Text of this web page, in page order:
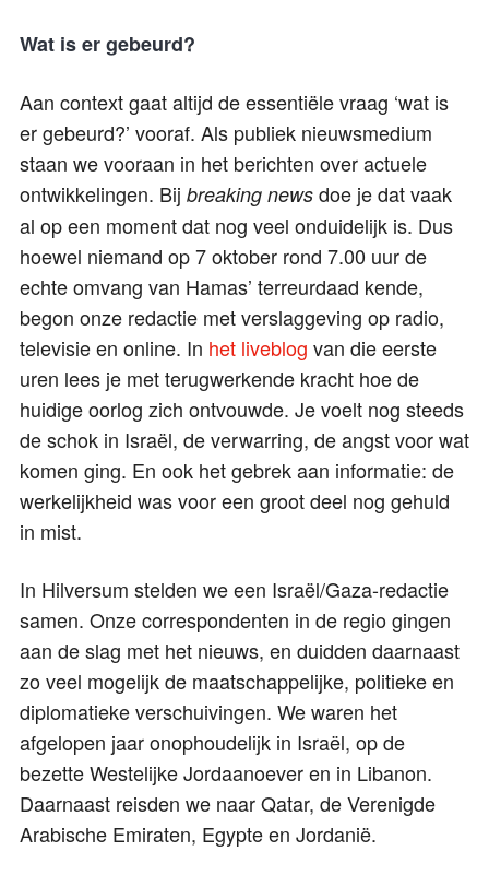
Wat is er gebeurd?
Aan context gaat altijd de essentiële vraag ‘wat is
er gebeurd?’ vooraf. Als publiek nieuwsmedium
staan we vooraan in het berichten over actuele
ontwikkelingen. Bij breaking news doe je dat vaak
al op een moment dat nog veel onduidelijk is. Dus
hoewel niemand op 7 oktober rond 7.00 uur de
echte omvang van Hamas’ terreurdaad kende,
begon onze redactie met verslaggeving op radio,
televisie en online. In het liveblog van die eerste
uren lees je met terugwerkende kracht hoe de
huidige oorlog zich ontvouwde. Je voelt nog steeds
de schok in Israël, de verwarring, de angst voor wat
komen ging. En ook het gebrek aan informatie: de
werkelijkheid was voor een groot deel nog gehuld
in mist.
In Hilversum stelden we een Israël/Gaza-redactie
samen. Onze correspondenten in de regio gingen
aan de slag met het nieuws, en duidden daarnaast
zo veel mogelijk de maatschappelijke, politieke en
diplomatieke verschuivingen. We waren het
afgelopen jaar onophoudelijk in Israël, op de
bezette Westelijke Jordaanoever en in Libanon.
Daarnaast reisden we naar Qatar, de Verenigde
Arabische Emiraten, Egypte en Jordanië.